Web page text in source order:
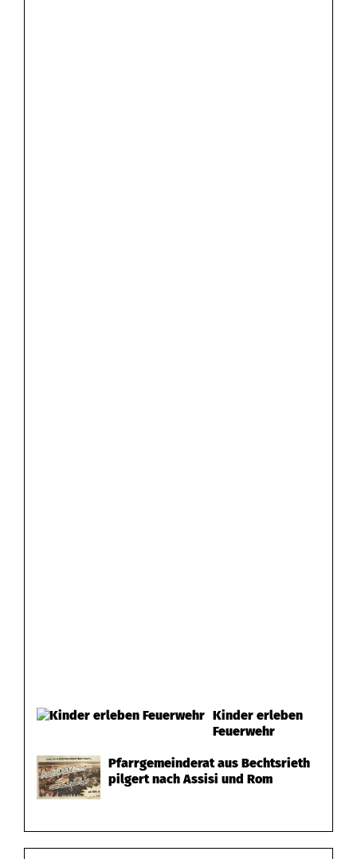
Kinder erleben
Feuerwehr
Pfarrgemeinderat aus Bechtsrieth
pilgert nach Assisi und Rom